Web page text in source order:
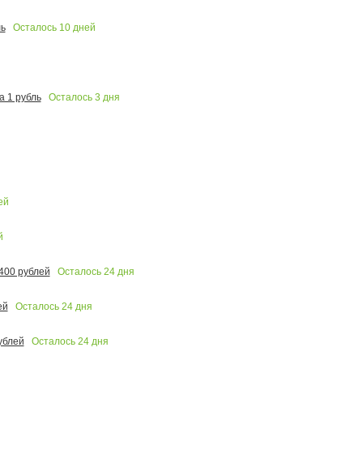
Осталось 10дней
рубль Осталось 3 дня
рублей
Осталось 24дня
Осталось 24дня
Осталось 24дня